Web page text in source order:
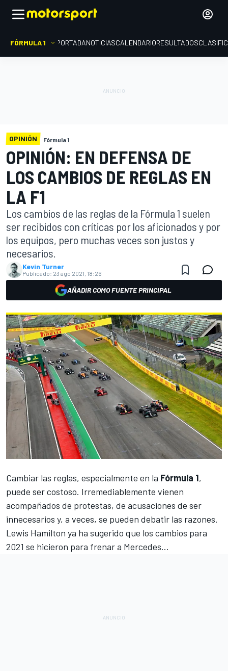
FÓRMULA 1 PORTADANOTICIASCALENDARIORESULTADOS
OPINIÓN Fórmula 1
OPINIÓN: EN DEFENSA DE
LOS CAMBIOS DE REGLAS EN
LA F1
Los cambios de las reglas de la Fórmula 1 suelen
ser recibidos con críticas por los aficionados y por
los equipos, pero muchas veces son justos y
necesarios.
Kevin Turner
Publicado: 23 ago 2021, 18:26
AÑADIR COMO FUENTE PRINCIPAL
Cambiar las reglas, especialmente en la Fórmula 1,
puede ser costoso. Irremediablemente vienen
acompañados de protestas, de acusaciones de ser
innecesarios y, a veces, se pueden debatir las razones.
Lewis Hamilton ya ha sugerido que los cambios para
2021 se hicieron para frenar a Mercedes...